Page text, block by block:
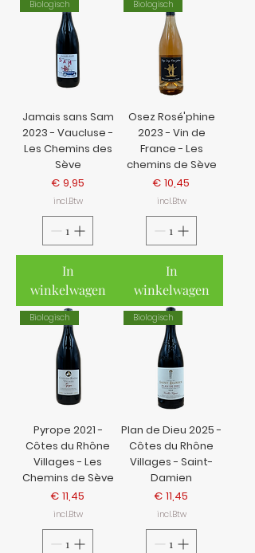
Biologisch
Jamais sans Sam
2023 - Vaucluse -
Les Chemins des
Sève
Prijs
€ 9,95
incl.Btw
In
winkelwagen
Biologisch
Osez Rosé'phine
2023 - Vin de
France - Les
chemins de Sève
Prijs
€ 10,45
incl.Btw
In
winkelwagen
Biologisch
Pyrope 2021 -
Côtes du Rhône
Villages - Les
Chemins de Sève
Prijs
€ 11,45
incl.Btw
Biologisch
Plan de Dieu 2025 -
Côtes du Rhône
Villages - Saint-
Damien
Prijs
€ 11,45
incl.Btw